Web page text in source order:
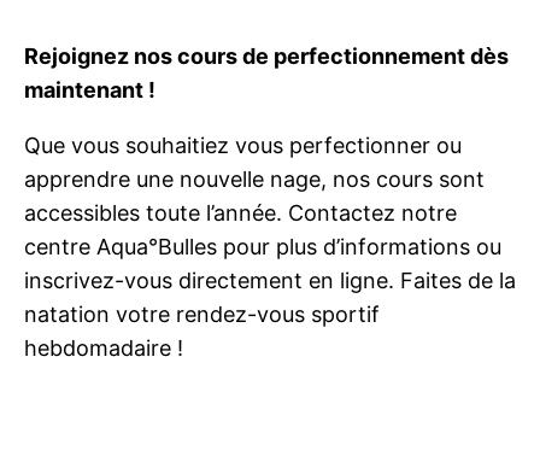
Rejoignez nos cours de perfectionnement dès
maintenant !
Que vous souhaitiez vous perfectionner ou
apprendre une nouvelle nage, nos cours sont
accessibles toute l’année. Contactez notre
centre Aqua°Bulles pour plus d’informations ou
inscrivez-vous directement en ligne. Faites de la
natation votre rendez-vous sportif
hebdomadaire !